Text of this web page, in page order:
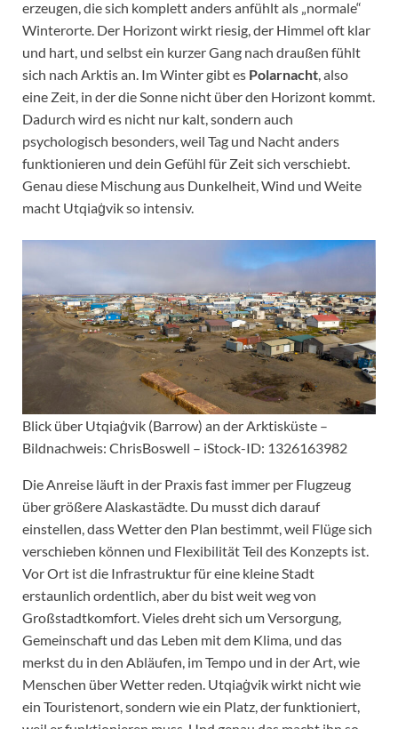
erzeugen, die sich komplett anders anfühlt als „normale“
Winterorte. Der Horizont wirkt riesig, der Himmel oft klar
und hart, und selbst ein kurzer Gang nach draußen fühlt
sich nach Arktis an. Im Winter gibt es Polarnacht, also
eine Zeit, in der die Sonne nicht über den Horizont kommt.
Dadurch wird es nicht nur kalt, sondern auch
psychologisch besonders, weil Tag und Nacht anders
funktionieren und dein Gefühl für Zeit sich verschiebt.
Genau diese Mischung aus Dunkelheit, Wind und Weite
macht Utqiaġvik so intensiv.
Blick über Utqiaġvik (Barrow) an der Arktisküste –
Bildnachweis: ChrisBoswell – iStock-ID: 1326163982
Die Anreise läuft in der Praxis fast immer per Flugzeug
über größere Alaskastädte. Du musst dich darauf
einstellen, dass Wetter den Plan bestimmt, weil Flüge sich
verschieben können und Flexibilität Teil des Konzepts ist.
Vor Ort ist die Infrastruktur für eine kleine Stadt
erstaunlich ordentlich, aber du bist weit weg von
Großstadtkomfort. Vieles dreht sich um Versorgung,
Gemeinschaft und das Leben mit dem Klima, und das
merkst du in den Abläufen, im Tempo und in der Art, wie
Menschen über Wetter reden. Utqiaġvik wirkt nicht wie
ein Touristenort, sondern wie ein Platz, der funktioniert,